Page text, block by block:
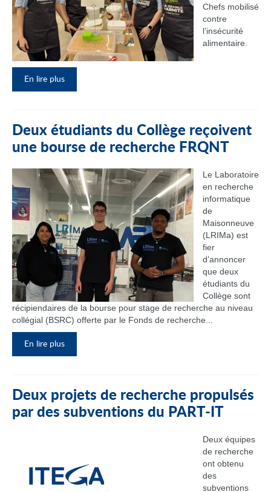
Chefs mobilisé
contre
l’insécurité
alimentaire.
En lire plus
Deux étudiants du Collège reçoivent
une bourse de recherche FRQNT
Le Laboratoire
en recherche
informatique
de
Maisonneuve
(LRIMa) est
fier
d’annoncer
que deux
étudiants du
Collège sont
récipiendaires de la bourse pour stage de recherche au niveau
collégial (BSRC) offerte par le Fonds de recherche...
En lire plus
Deux projets de recherche propulsés
par des subventions du PART‑IT
Deux équipes
de recherche
ont obtenu
des
subventions